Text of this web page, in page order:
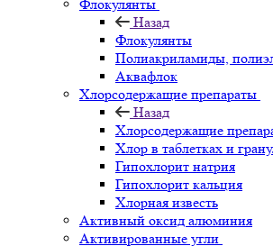
Флокулянты
Назад
Флокулянты
Полиакриламиды,
Аквафлок
Хлорсодержащие препараты
Назад
Хлорсодержащие
Хлор в таблетках и
Гипохлорит натрия
Гипохлорит кальция
Хлорная известь
Активный оксид алюминия
Активированные угли